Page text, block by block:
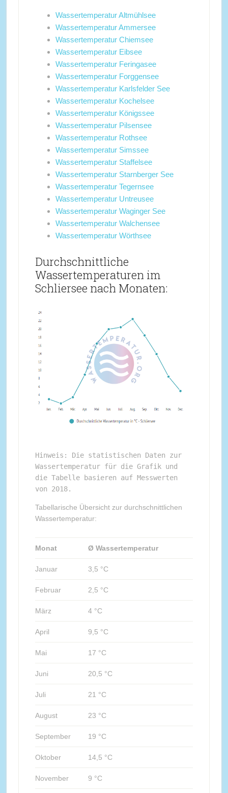
Wassertemperatur Altmühlsee
Wassertemperatur Ammersee
Wassertemperatur Chiemsee
Wassertemperatur Eibsee
Wassertemperatur Feringasee
Wassertemperatur Forggensee
Wassertemperatur Karlsfelder See
Wassertemperatur Kochelsee
Wassertemperatur Königssee
Wassertemperatur Pilsensee
Wassertemperatur Rothsee
Wassertemperatur Simssee
Wassertemperatur Staffelsee
Wassertemperatur Starnberger See
Wassertemperatur Tegernsee
Wassertemperatur Untreusee
Wassertemperatur Waginger See
Wassertemperatur Walchensee
Wassertemperatur Wörthsee
Durchschnittliche
Wassertemperaturen im
Schliersee nach Monaten:
Hinweis: Die statistischen Daten zur
Wassertemperatur für die Grafik und
die Tabelle basieren auf Messwerten
von 2018.
Tabellarische Übersicht zur durchschnittlichen
Wassertemperatur:
Monat Ø Wassertemperatur
Januar 3,5 °C
Februar 2,5 °C
März 4 °C
April 9,5 °C
Mai 17 °C
Juni 20,5 °C
Juli 21 °C
August 23 °C
September 19 °C
Oktober 14,5 °C
November 9 °C